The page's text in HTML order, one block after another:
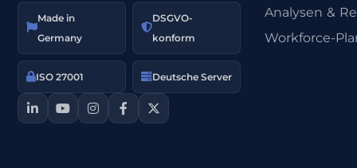
Made in
Germany
DSGVO-
konform
ISO 27001 Deutsche Server
Analysen &
Workforce-